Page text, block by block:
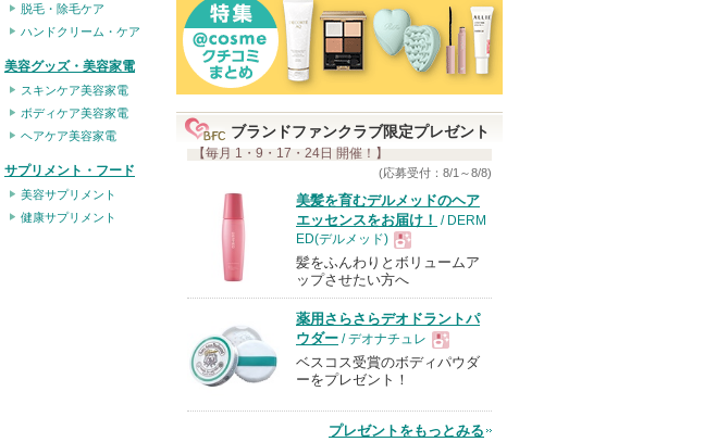
脱毛・除毛ケア
ハンドクリーム・ケア
美容グッズ・美容家電
スキンケア美容家電
ボディケア美容家電
ヘアケア美容家電
サプリメント・フード
美容サプリメント
健康サプリメント
ブランドファンクラブ限定プレゼント
【毎月 1・9・17・24日 開催！】
(応募受付：8/1～8/8)
美髪を育むデルメッドのヘア
エッセンスをお届け！ / DERM
ED(デルメッド)
現
品
髪をふんわりとボリュームア
ップさせたい方へ
薬用さらさらデオドラントパ
ウダー / デオナチュレ
現
品
ベスコス受賞のボディパウダ
ーをプレゼント！
プレゼントをもっとみる